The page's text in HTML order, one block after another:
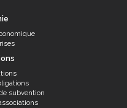
subvention